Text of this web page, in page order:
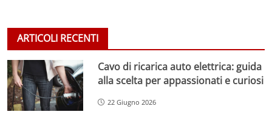
ARTICOLI RECENTI
Cavo di ricarica auto elettrica: guida
alla scelta per appassionati e curiosi
22 Giugno 2026